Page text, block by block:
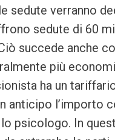
sedute verranno
sedute di 60
succede anche
più
ha un
anticipo l’importo
psicologo. In